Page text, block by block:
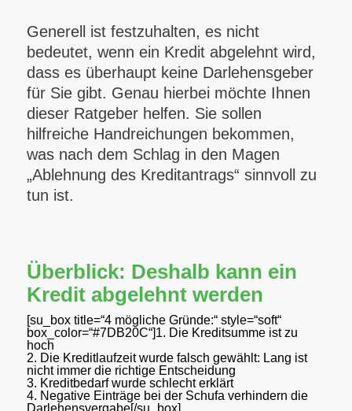
Generell ist festzuhalten, es nicht
bedeutet, wenn ein Kredit abgelehnt wird,
dass es überhaupt keine Darlehensgeber
für Sie gibt. Genau hierbei möchte Ihnen
dieser Ratgeber helfen. Sie sollen
hilfreiche Handreichungen bekommen,
was nach dem Schlag in den Magen
„Ablehnung des Kreditantrags“ sinnvoll zu
tun ist.
Überblick: Deshalb kann ein
Kredit abgelehnt werden
[su_box title=“4 mögliche Gründe:“ style=“soft“
box_color=“#7DB20C“]1. Die Kreditsumme ist zu
hoch
2. Die Kreditlaufzeit wurde falsch gewählt: Lang ist
nicht immer die richtige Entscheidung
3. Kreditbedarf wurde schlecht erklärt
4. Negative Einträge bei der Schufa verhindern die
Darlehensvergabe[/su_box]